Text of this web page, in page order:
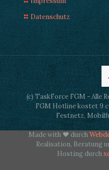
Datenschutz
(c) TaskForce FGM - Alle
FGM Hotline kostet 9
Festnetz,
Made with ♥ durch
Realisation, Beratung
Hosting durch